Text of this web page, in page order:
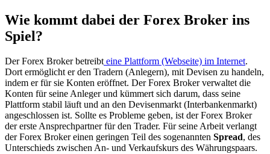
Wie kommt dabei der Forex Broker ins
Spiel?
Der Forex Broker betreibteine Plattform (Webseite) im Internet.
Dort ermöglicht er den Tradern (Anlegern), mit Devisen zu handeln,
indem er für sie Konten eröffnet. Der Forex Broker verwaltet die
Konten für seine Anleger und kümmert sich darum, dass seine
Plattform stabil läuft und an den Devisenmarkt (Interbankenmarkt)
angeschlossen ist. Sollte es Probleme geben, ist der Forex Broker
der erste Ansprechpartner für den Trader. Für seine Arbeit verlangt
der Forex Broker einen geringen Teil des sogenannten Spread, des
Unterschieds zwischen An- und Verkaufskurs des Währungspaars.